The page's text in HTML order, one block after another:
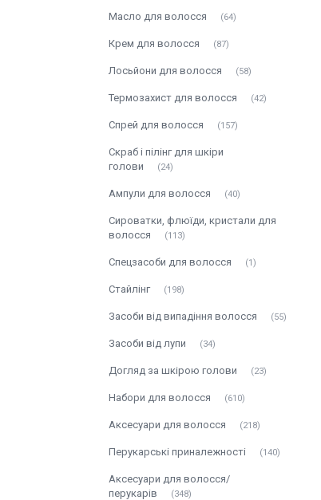
Масло для волосся 64
Крем для волосся 87
Лосьйони для волосся 58
Термозахист для волосся 42
Спрей для волосся 157
Скраб і пілінг для шкіри
голови
24
Ампули для волосся 40
Сироватки, флюїди, кристали для
волосся
113
Спецзасоби для волосся 1
Стайлінг 198
Засоби від випадіння волосся 55
Засоби від лупи 34
Догляд за шкірою голови 23
Набори для волосся 610
Аксесуари для волосся 218
Перукарські приналежності 140
Аксесуари для волосся/
перукарів
348